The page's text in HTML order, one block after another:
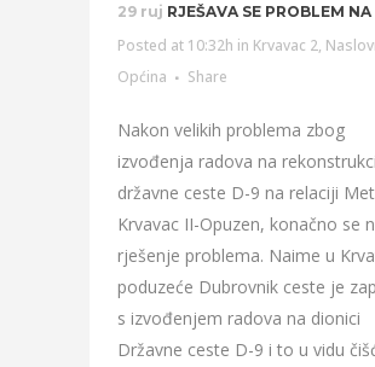
29 ruj RJEŠAVA SE PROBLEM
Posted at 10:32h in Krvavac 2,
Općina
Share
Nakon velikih problema zbog
izvođenja radova na
državne ceste D-9 na relaciji
Krvavac II-Opuzen, konačno se
rješenje problema. Naime u
poduzeće Dubrovnik ceste je
s izvođenjem radova na dionici
Državne ceste D-9 i to u vidu